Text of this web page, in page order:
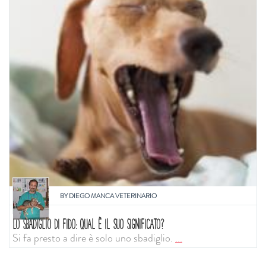
BYDIEGO MANCA VETERINARIO
LO SBADIGLIO DI FIDO: QUAL È IL SUO SIGNIFICATO?
Si fa presto a dire è solo uno sbadiglio....